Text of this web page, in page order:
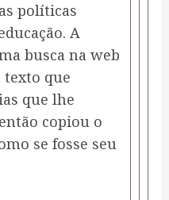
políticas
A
busca na web
que
que lhe
copiou o
se fosse seu